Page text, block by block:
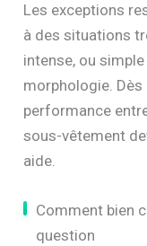
Les exceptions
à des situations
intense, ou
morphologie.
performance
sous-vêtement
aide.
Comment bien
question